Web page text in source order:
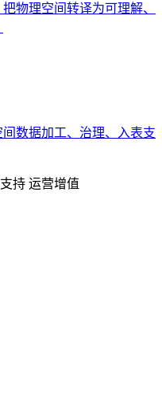
物理空间转译为可理解、
数据加工、治理、入表支
持 运营增值